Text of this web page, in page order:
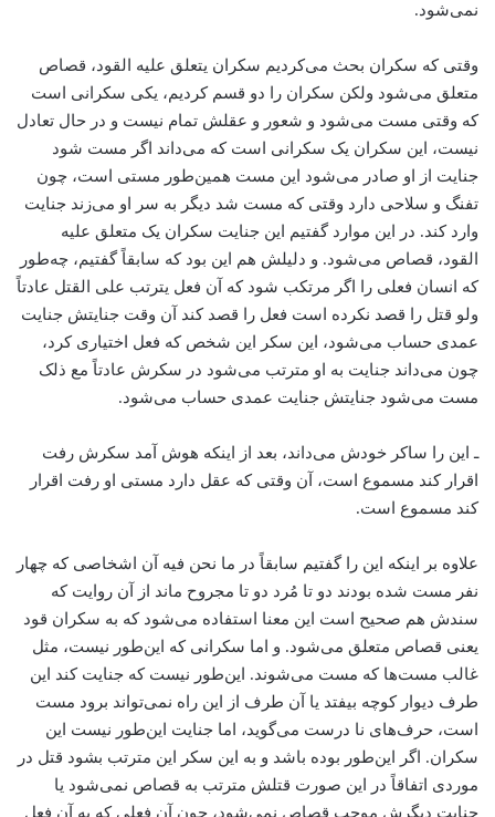
نمی‌شود.
وقتی که سکران بحث می‌کردیم سکران یتعلق علیه القود، قصاص
متعلق می‌شود ولکن سکران را دو قسم کردیم، یکی سکرانی است
که وقتی مست می‌شود و شعور و عقلش تمام نیست و در حال تعادل
نیست، این سکران یک سکرانی است که می‌داند اگر مست شود
جنایت از او صادر می‌شود این مست همین‌طور مستی است، چون
تفنگ و سلاحی دارد وقتی که مست شد دیگر به سر او می‌زند جنایت
وارد کند. در این موارد گفتیم این جنایت سکران یک متعلق علیه
القود، قصاص می‌شود. و دلیلش هم این بود که سابقاً گفتیم، چه‌طور
که انسان فعلی را اگر مرتکب شود که آن فعل یترتب علی القتل عادتاً
ولو قتل را قصد نکرده است فعل را قصد کند آن وقت جنایتش جنایت
عمدی حساب می‌شود، این سکر این شخص که فعل اختیاری کرد،
چون می‌داند جنایت به او مترتب می‌شود در سکرش عادتاً مع ذلک
مست می‌شود جنایتش جنایت عمدی حساب می‌شود.
ـ این را ساکر خودش می‌داند، بعد از اینکه هوش آمد سکرش رفت
اقرار کند مسموع است، آن وقتی که عقل دارد مستی او رفت اقرار
کند مسموع است.
علاوه بر اینکه این را گفتیم سابقاً در ما نحن فیه آن اشخاصی که چهار
نفر مست شده بودند دو تا مُرد دو تا مجروح ماند از آن روایت که
سندش هم صحیح است این معنا استفاده می‌شود که به سکران قود
یعنی قصاص متعلق می‌شود. و اما سکرانی که این‌طور نیست، مثل
غالب مست‌ها که مست می‌شوند. این‌طور نیست که جنایت کند این
طرف دیوار کوچه بیفتد یا آن طرف از این راه نمی‌تواند برود مست
است، حرف‌های نا درست می‌گوید، اما جنایت این‌طور نیست این
سکران. اگر این‌طور بوده باشد و به این سکر این مترتب بشود قتل در
موردی اتفاقاً‌ در این صورت قتلش مترتب به قصاص نمی‌شود یا
جنایت دیگرش موجب قصاص نمی‌شود، چون آن فعلی که به آن فعل